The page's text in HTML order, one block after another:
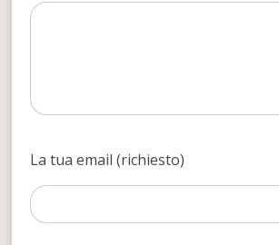
La tua email (richiesto)